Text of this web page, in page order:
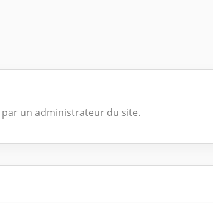
un administrateur du site.